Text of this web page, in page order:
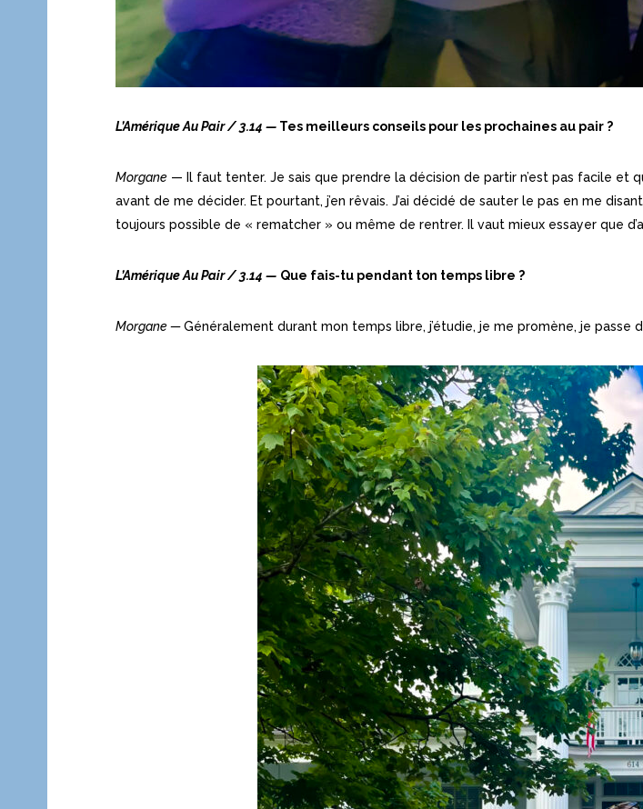
L’Amérique Au Pair/3.14 — Tes meilleurs conseils pour les prochaines au pair ?
Morgane — Il faut tenter. Je sais que prendre la décision de partir n’est pas facile et
avant de me décider. Et pourtant, j’en rêvais. J’ai décidé de sauter le pas en me
toujours possible de « rematcher » ou même de rentrer. Il vaut mieux essayer que
L’Amérique Au Pair/3.14 — Que fais-tu pendant ton temps libre ?
Morgane—Généralement durant mon temps libre, j’étudie, je me promène, je